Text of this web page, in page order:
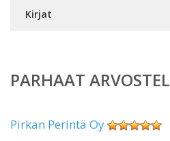
Kirjat
PARHAAT
Pirkan Perintä Oy